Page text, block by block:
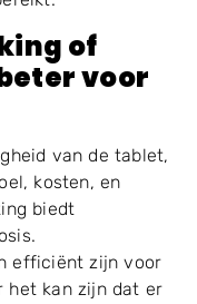
of
voor
van de tablet,
kosten, en
biedt
efficiënt zijn voor
het kan zijn dat er